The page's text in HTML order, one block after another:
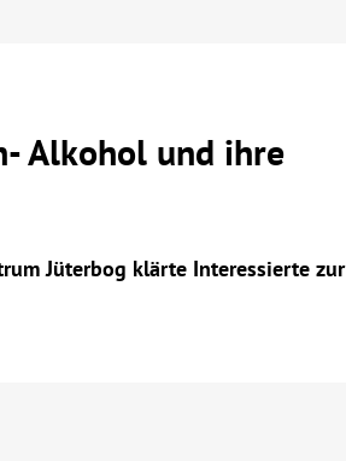
Alkohol und ihre
Jüterbog klärte Interessierte zur